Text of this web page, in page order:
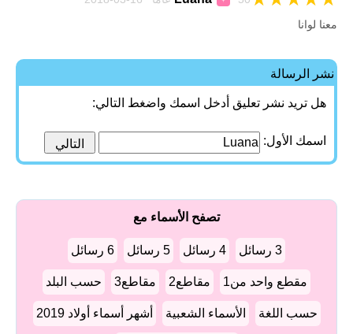
معنا لوانا
نشر الرسالة
هل تريد نشر تعليق أدخل اسمك واضغط التالي:
اسمك الأول:
تصفح الأسماء مع
3 رسائل 4 رسائل 5 رسائل 6 رسائل
مقطع واحد من1 مقاطع2 مقاطع3 حسب البلد
حسب اللغة الأسماء الشعبية أشهر أسماء أولاد 2019